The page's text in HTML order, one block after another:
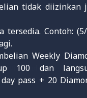
10 Diamond (9
tidak diizinkan
tersedia. Contoh:
Weekly
100 dan
pass + 20